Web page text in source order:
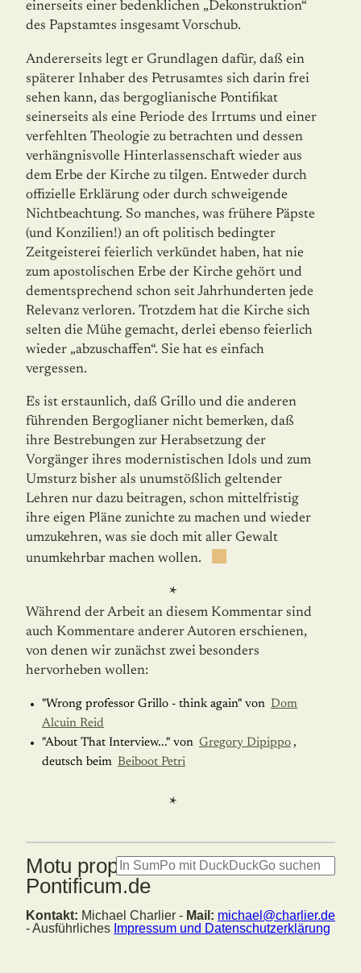
einerseits einer bedenklichen „Dekonstruktion“
des Papstamtes insgesamt Vorschub.
Andererseits legt er Grundlagen dafür, daß ein
späterer Inhaber des Petrusamtes sich darin frei
sehen kann, das bergoglianische Pontifikat
seinerseits als eine Periode des Irrtums und einer
verfehlten Theologie zu betrachten und dessen
verhängnisvolle Hinterlassenschaft wieder aus
dem Erbe der Kirche zu tilgen. Entweder durch
offizielle Erklärung oder durch schweigende
Nichtbeachtung. So manches, was frühere Päpste
(und Konzilien!) an oft politisch bedingter
Zeitgeisterei feierlich verkündet haben, hat nie
zum apostolischen Erbe der Kirche gehört und
dementsprechend schon seit Jahrhunderten jede
Relevanz verloren. Trotzdem hat die Kirche sich
selten die Mühe gemacht, derlei ebenso feierlich
wieder „abzuschaffen“. Sie hat es einfach
vergessen.
Es ist erstaunlich, daß Grillo und die anderen
führenden Bergoglianer nicht bemerken, daß
ihre Bestrebungen zur Herabsetzung der
Vorgänger ihres modernistischen Idols und zum
Umsturz bisher als unumstößlich geltender
Lehren nur dazu beitragen, schon mittelfristig
ihre eigen Pläne zunichte zu machen und wieder
umzukehren, was sie doch mit aller Gewalt
unumkehrbar machen wollen.
*
Während der Arbeit an diesem Kommentar sind
auch Kommentare anderer Autoren erschienen,
von denen wir zunächst zwei besonders
hervorheben wollen:
"Wrong professor Grillo - think again" von Dom
Alcuin Reid
"About That Interview..." von Gregory Dipippo ,
deutsch beim Beiboot Petri
*
Motu proprio: Summorum
Pontificum.de
Kontakt: Michael Charlier - Mail: michael@charlier.de
- Ausführliches Impressum und Datenschutzerklärung